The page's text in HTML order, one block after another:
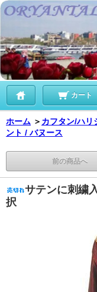
カート
ホーム ＞ カフタン/ハリ
ント / バヌース
前の商品へ
サテンに刺繍
択